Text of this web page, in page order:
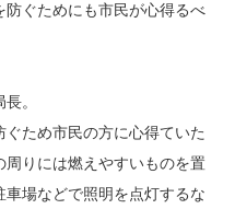
ぐためにも市民が心得るべ
。
ため市民の方に心得ていた
りには燃えやすいものを置
場などで照明を点灯するな